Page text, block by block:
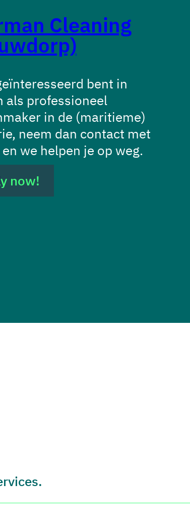
Cleaning
bent in
als professioneel
in de (maritieme)
neem dan contact met
we helpen je op weg.
now!